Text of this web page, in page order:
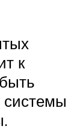
к